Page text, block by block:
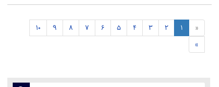
«
1
2
3
4
5
6
7
8
9
10
»